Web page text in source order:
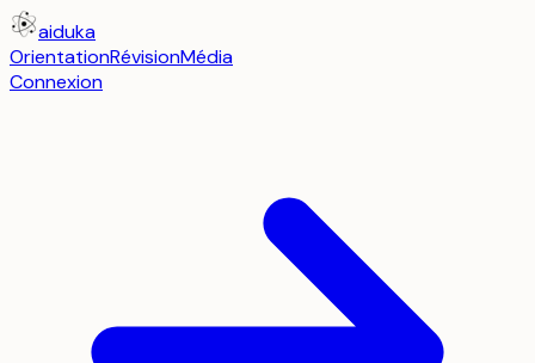
aiduka
OrientationRévisionMédia
Connexion